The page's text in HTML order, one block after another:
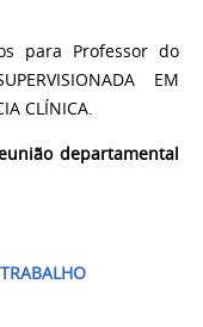
para Professor do
EM
CLÍNICA.
departamental